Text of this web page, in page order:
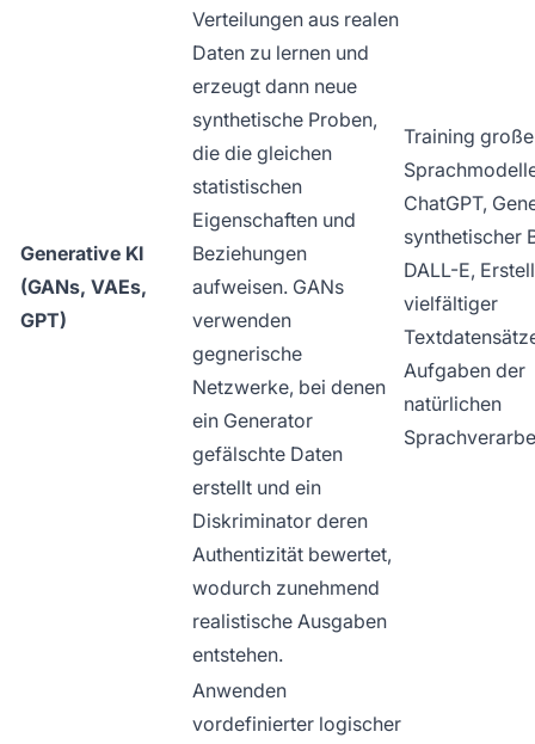
Generative KI
(GANs, VAEs,
GPT)
Verteilungen aus realen
Daten zu lernen und
erzeugt dann neue
synthetische Proben,
die die gleichen
statistischen
Eigenschaften und
Beziehungen
aufweisen. GANs
verwenden
gegnerische
Netzwerke, bei denen
ein Generator
gefälschte Daten
erstellt und ein
Diskriminator deren
Authentizität bewertet,
wodurch zunehmend
realistische Ausgaben
entstehen.
Training
ChatGPT,
synthetischer
DALL-E,
vielfältiger
Aufgaben der
natürlichen
Anwenden
vordefinierter logischer